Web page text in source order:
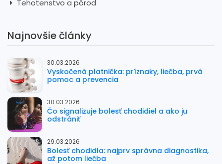
Tehotenstvo a pôrod
Najnovšie články
30.03.2026
Vyskočená platnička: príznaky, liečba, prvá
pomoc a prevencia
30.03.2026
Čo signalizuje bolesť chodidiel a ako ju
odstrániť
29.03.2026
Bolesť chodidla: najprv správna diagnostika,
až potom liečba